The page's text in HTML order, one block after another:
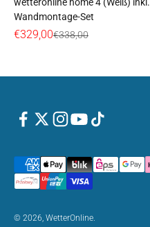
Wandmontage-Set
Angebot
€329,00Regulärer Preis
€338,00
© 2026, WetterOnline.